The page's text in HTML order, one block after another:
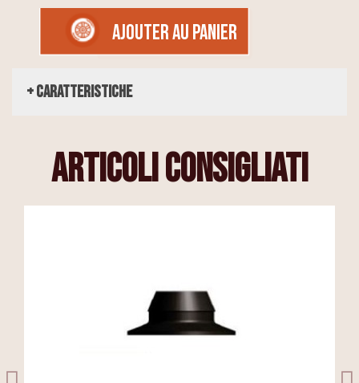
AJOUTER AU PANIER
+ Caratteristiche
articoli consigliati